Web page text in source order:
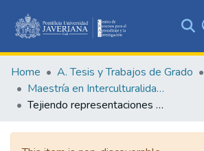
&
Collections
Statistics
Home A. Tesis y Trabajos de Grado
Maestría en Interculturalidad, Desarrollo y Paz Territorial
Tejiendo representaciones sociales sobre la diversidad cultural: una experiencia en educación para la paz desde el Alto Putumayo